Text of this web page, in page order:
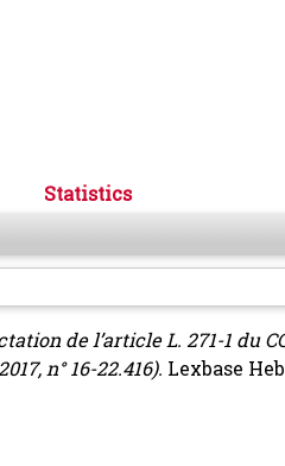
Statistics
de l’article L. 271-1 du
n° 16-22.416). Lexbase